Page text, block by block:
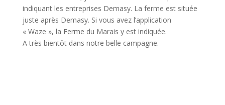
indiquant les entreprises Demasy. La ferme est située
juste après Demasy. Si vous avez l’application
« Waze », la Ferme du Marais y est indiquée.
A très bientôt dans notre belle campagne.